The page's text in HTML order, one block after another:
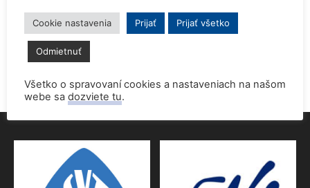
9. júna 2026
Povolenie jadrového dozoru pre 4.blok EMO
Cookie nastavenia Prijať Prijať všetko
Odmietnuť
Všetko o spravovaní cookies a nastaveniach na našom
webe sa dozviete tu.